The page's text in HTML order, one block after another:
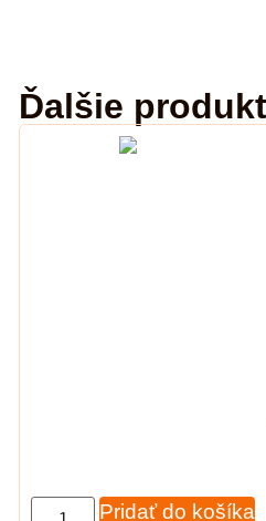
Ďalšie
Pridať do košíka